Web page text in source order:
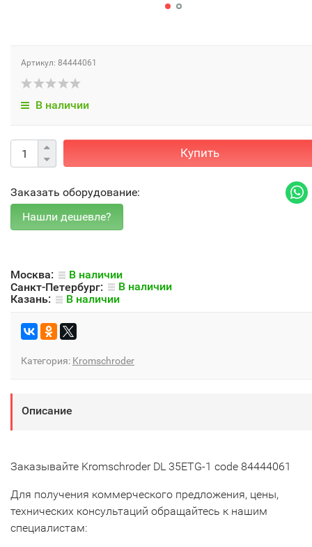
Артикул: 84444061
В наличии
Купить
Заказать оборудование:
Москва:
В наличии
Санкт-Петербург:
В наличии
Казань:
В наличии
Категория: Kromschroder
Описание
Заказывайте Kromschroder DL 35ETG-1 code 84444061
Для получения коммерческого предложения, цены,
технических консультаций обращайтесь к нашим
специалистам: